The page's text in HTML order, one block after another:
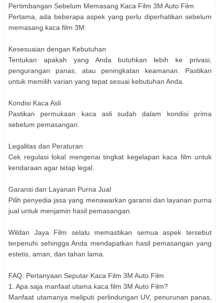
Pertimbangan Sebelum Memasang Kaca Film 3M Auto Film
Pertama, ada beberapa aspek yang perlu diperhatikan sebelum
memasang kaca film 3M:
Kesesuaian dengan Kebutuhan
Tentukan apakah yang Anda butuhkan lebih ke privasi,
pengurangan panas, atau peningkatan keamanan. Pastikan
untuk memilih varian yang tepat sesuai kebutuhan Anda.
Kondisi Kaca Asli
Pastikan permukaan kaca asli sudah dalam kondisi prima
sebelum pemasangan.
Legalitas dan Peraturan
Cek regulasi lokal mengenai tingkat kegelapan kaca film untuk
kendaraan agar tetap legal.
Garansi dan Layanan Purna Jual
Pilih penyedia jasa yang menawarkan garansi dan layanan purna
jual untuk menjamin hasil pemasangan.
Wildan Jaya Film selalu memastikan semua aspek tersebut
terpenuhi sehingga Anda mendapatkan hasil pemasangan yang
estetis, aman, dan tahan lama.
FAQ: Pertanyaan Seputar Kaca Film 3M Auto Film
1. Apa saja manfaat utama kaca film 3M Auto Film?
Manfaat utamanya meliputi perlindungan UV, penurunan panas,